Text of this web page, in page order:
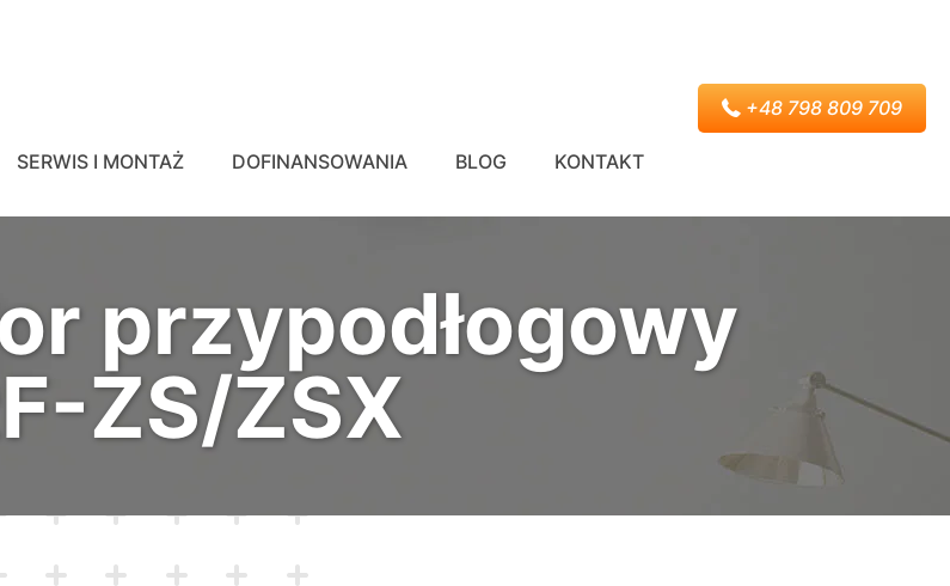
SERWIS I MONTAŻ DOFINANSOWANIA BLOG KONTAKT
+48 798 809 709
przypodłogowy
ZS/ZSX